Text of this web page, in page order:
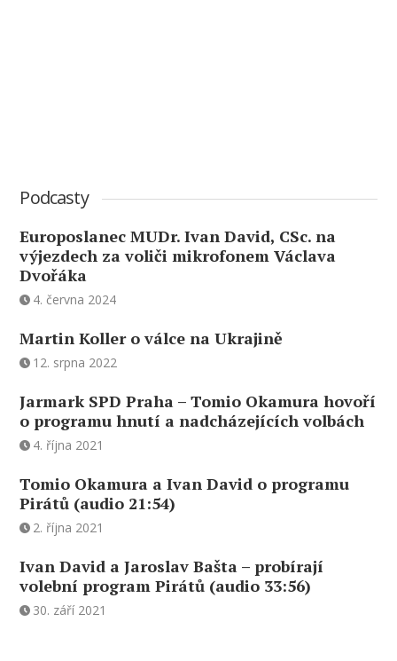
Podcasty
Europoslanec MUDr. Ivan David, CSc. na
výjezdech za voliči mikrofonem Václava
Dvořáka
4. června 2024
Martin Koller o válce na Ukrajině
12. srpna 2022
Jarmark SPD Praha – Tomio Okamura hovoří
o programu hnutí a nadcházejících volbách
4. října 2021
Tomio Okamura a Ivan David o programu
Pirátů (audio 21:54)
2. října 2021
Ivan David a Jaroslav Bašta – probírají
volební program Pirátů (audio 33:56)
30. září 2021